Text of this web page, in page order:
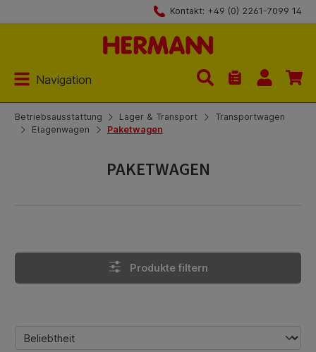
Kontakt: +49 (0) 2261-7099 14
Navigation
Du hast 0
Betriebsausstattung Lager & Transport
Transportwagen
Etagenwagen
Paketwagen
PAKETWAGEN
Produkte filtern